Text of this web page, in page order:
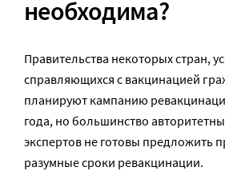
необходима?
Правительства некоторых стран,
справляющихся с вакцинацией
планируют кампанию
года, но большинство
экспертов не готовы предложить
разумные сроки ревакцинации.